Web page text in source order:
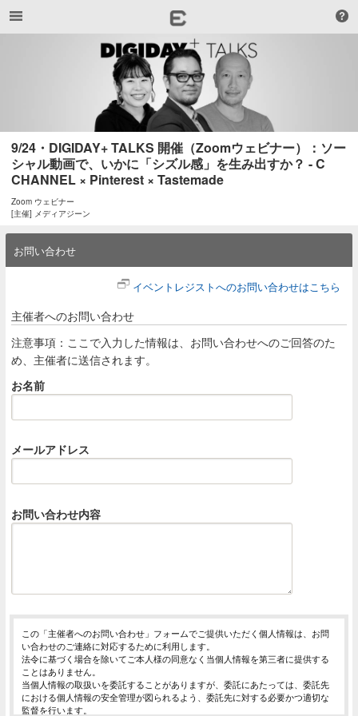
9/24・DIGIDAY+ TALKS 開催（Zoomウェビナー）：ソー
シャル動画で、いかに「シズル感」を生み出すか？ - C
CHANNEL × Pinterest × Tastemade
Zoom ウェビナー
[主催] メディアジーン
お問い合わせ
イベントレジストへのお問い合わせはこちら
主催者へのお問い合わせ
注意事項：ここで入力した情報は、お問い合わせへのご回答のた
め、主催者に送信されます。
お名前
メールアドレス
お問い合わせ内容
この「主催者へのお問い合わせ」フォームでご提供いただく個人情報は、お問
い合わせのご連絡に対応するために利用します。
法令に基づく場合を除いてご本人様の同意なく当個人情報を第三者に提供する
ことはありません。
当個人情報の取扱いを委託することがありますが、委託にあたっては、委託先
における個人情報の安全管理が図られるよう、委託先に対する必要かつ適切な
監督を行います。